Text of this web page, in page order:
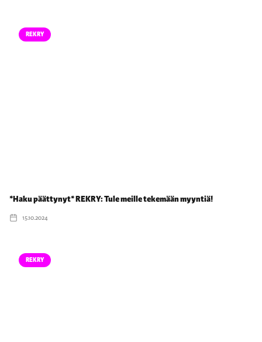
REKRY
*Haku päättynyt* REKRY: Tule meille tekemään myyntiä!
15.10.2024
REKRY